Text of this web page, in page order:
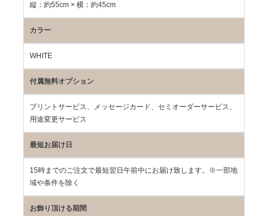
縦：約55cm × 横：約45cm
カラー
WHITE
付属無料オプション
プリントサービス、メッセージカード、セミオーダーサービス、
用途変更サービス
最短お届け日
15時までのご注文で最短翌日午前中にお届け致します。※一部地
域や条件を除く
お飾り頂ける期間